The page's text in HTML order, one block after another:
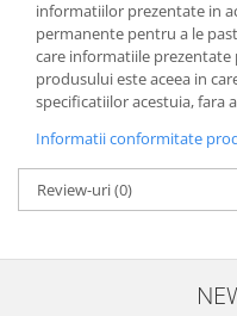
informatiilor prezentate in
permanente pentru a le
care informatiile prezentate
produsului este aceea in
specificatiilor acestuia, fara
Informatii conformitate
Review-uri(0)